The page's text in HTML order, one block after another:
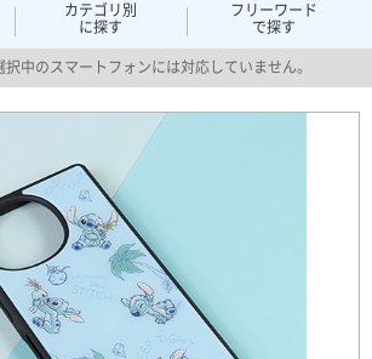
カテゴリ別
に探す
フリーワード
で探す
択中のスマートフォンには対応していません。